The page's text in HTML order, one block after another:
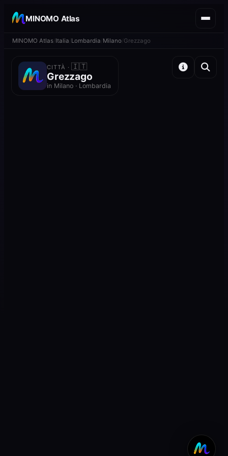
MINOMO Atlas
MINOMO Atlas Italia Lombardia Milano Grezzago
CITTÀ ·🇮🇹
Grezzago
in Milano · Lombardia